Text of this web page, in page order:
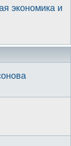
экономика и